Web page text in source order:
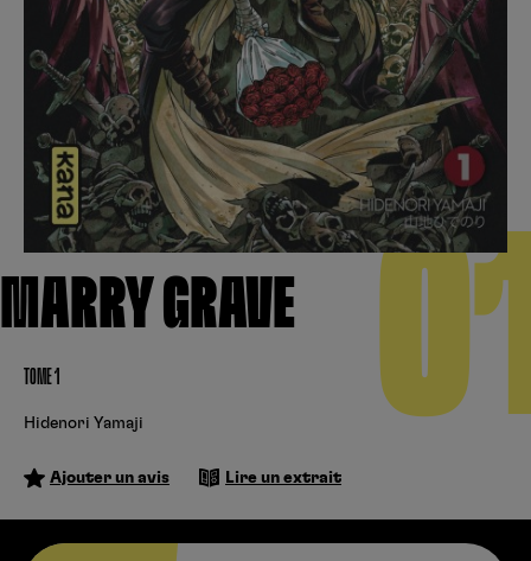
MARRY GRAVE
TOME 1
Hidenori Yamaji
Ajouter un avis Lire un extrait
Cultura Fnac
Kobo
Se connecter S’inscrire
Hunter x Hunter
Fire Force
Black Butler